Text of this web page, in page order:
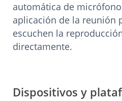
automática de
aplicación de la reunión
escuchen la
directamente.
Dispositivos y